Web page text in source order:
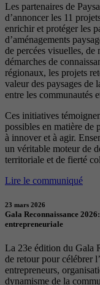
Les partenaires de
d’annoncer les 11
enrichir et protéger les
d’aménagements
de percées visuelles,
démarches de
régionaux, les projets
valeur des paysages de
entre les communautés
Ces initiatives
possibles en matière de
à innover et à agir.
un véritable moteur de
territoriale et de fierté
Lire le communiqué
23 mars 2026
Gala Reconnaissance
entrepreneuriale
La 23e édition du Gala
de retour pour célébrer
entrepreneurs,
dynamisme de la